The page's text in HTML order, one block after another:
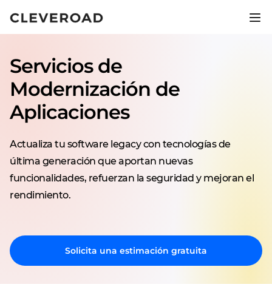
rápido.
Descubre el desarrollo asistido por IA
Servicios de
Modernización de
Aplicaciones
Actualiza tu software legacy con tecnologías de
última generación que aportan nuevas
funcionalidades, refuerzan la seguridad y mejoran el
rendimiento.
Solicita una estimación gratuita